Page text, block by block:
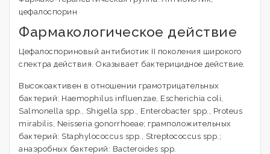
цефалоспорин
Фармакологическое действие
Цефалоспориновый антибиотик II поколения широкого
спектра действия. Оказывает бактерицидное действие.
Высокоактивен в отношении грамотрицательных
бактерий: Haemophilus influenzae, Escherichia coli,
Salmonella spp., Shigella spp., Enterobacter spp., Proteus
mirabilis, Neisseria gonorrhoeae; грамположительных
бактерий: Staphylococcus spp., Streptococcus spp.;
анаэробных бактерий: Bacteroides spp.